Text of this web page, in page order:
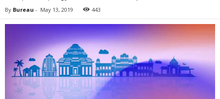
By Bureau - May 13, 2019 443